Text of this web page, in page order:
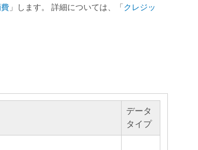
」します。 詳細については、「 クレジッ
データ
タイプ